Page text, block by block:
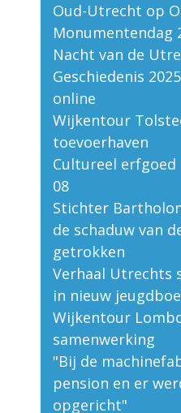
Oud-Utrecht op
Monumentendag
Nacht van de
Geschiedenis
online
Wijkentour
toevoerhaven
Cultureel erfgoed
08
Stichter
de schaduw van
getrokken
Verhaal Utrechts
in nieuw
Wijkentour
samenwerking
"Bij de
pension en er
opgericht"